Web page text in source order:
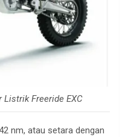
Freeride EXC
nm, atau setara dengan